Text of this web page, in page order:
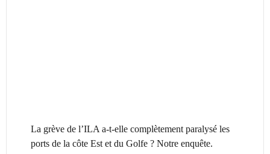
La grève de l’ILA a-t-elle complètement paralysé les
ports de la côte Est et du Golfe ? Notre enquête.